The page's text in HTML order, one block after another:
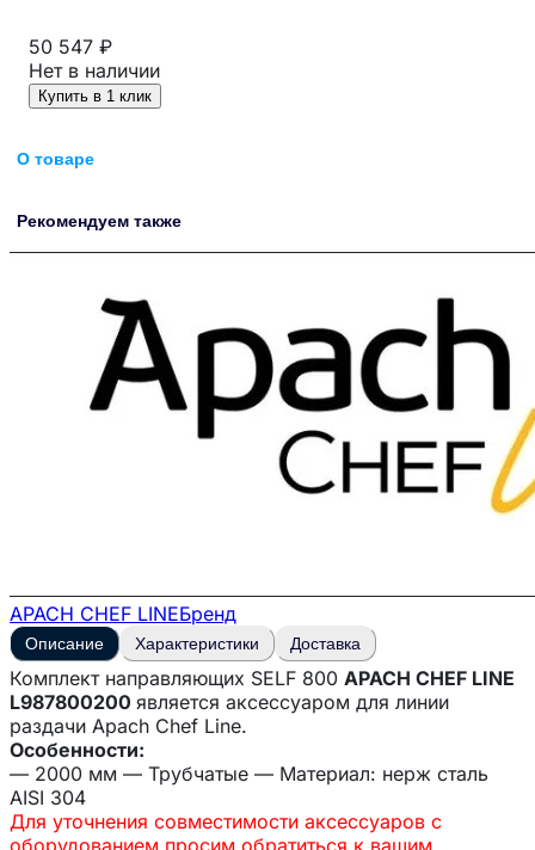
50 547 ₽
Нет в наличии
Купить в 1 клик
О товаре
Рекомендуем также
APACH CHEF LINEБренд
Описание Характеристики Доставка
Комплект направляющих SELF 800 APACH CHEF LINE
L987800200 является аксессуаром для линии
раздачи Apach Chef Line.
Особенности:
— 2000 мм — Трубчатые — Материал: нерж сталь
AISI 304
Для уточнения совместимости аксессуаров с
оборудованием просим обратиться к вашим